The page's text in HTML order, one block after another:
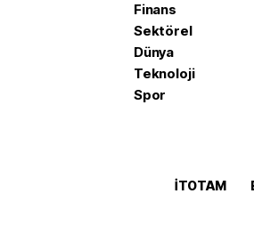
Finans
Sektörel
Dünya
Teknoloji
Spor
İTOTAM